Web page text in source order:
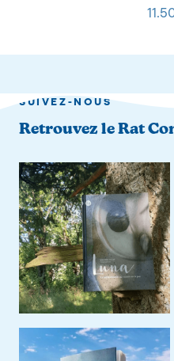
SUIVEZ-NOUS
Retrouvez le Rat